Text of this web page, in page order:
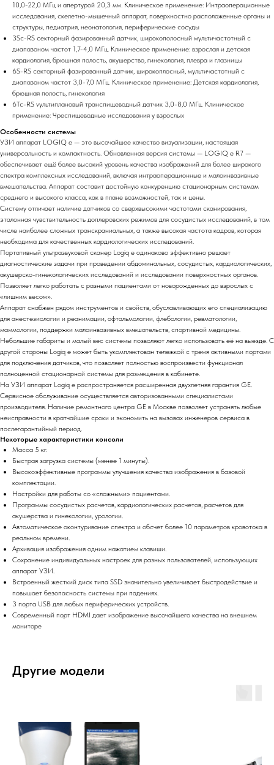
10,0-22,0 МГц и апертурой 20,3 мм. Клиническое применение: Интраоперационные
исследования, скелетно-мышечный аппарат, поверхностно расположенные органы и
структуры, педиатрия, неонатология, периферические сосуды
3Sc-RS секторный фазированный датчик, широкополосный мультичастотный с
диапазоном частот 1,7-4,0 МГц. Клиническое применение: взрослая и детская
кардиология, брюшная полость, акушерство, гинекология, плевра и глазницы
6S-RS cекторный фазированный датчик, широкоплосный, мультичастотный с
диапазоном частот 3,0-7,0 МГц. Клиническое применение: Детская кардиология,
брюшная полость, гинекология
6Tc-RS vультиплановый транспищеводный датчик 3,0-8,0 МГц. Клиническое
применение: Чреспищеводные исследования у взрослых
Особенности системы
УЗИ аппарат LOGIQ e — это высочайшее качество визуализации, настоящая
универсальность и компактность. Обновленная версия системы — LOGIQ e R7 —
обеспечивает ещё более высокий уровень качества изображений для более широкого
спектра комплексных исследований, включая интраоперационные и малоинвазивные
вмешательства. Аппарат составит достойную конкуренцию стационарным системам
среднего и высокого класса, как в плане возможностей, так и цены.
Систему отличает наличие датчиков со сверхвысокими частотами сканирования,
эталонная чувствительность доплеровских режимов для сосудистых исследований, в том
числе наиболее сложных транскраниальных, а также высокая частота кадров, которая
необходима для качественных кардиологических исследований.
Портативный ультразвуковой сканер Logiq e одинаково эффективно решает
диагностические задачи при проведении абдоминальных, сосудистых, кардиологических,
акушерско-гинекологических исследований и исследовании поверхностных органов.
Позволяет легко работать с разными пациентами от новорожденных до взрослых с
«лишним весом».
Аппарат снабжен рядом инструментов и свойств, обуславливающих его специализацию
для анестезиологии и реанимации, офтальмологии, флебологии, ревматологии,
маммологии, поддержки малоинвазивных вмешательств, спортивной медицины.
Небольшие габариты и малый вес системы позволяют легко использовать её на выезде. С
другой стороны Logiq e может быть укомплектован тележкой с тремя активными портами
для подключения датчиков, что позволяет полностью воспроизвести функционал
полноценной стационарной системы для размещения в кабинете.
На УЗИ аппарат Logiq e распространяется расширенная двухлетняя гарантия GE.
Сервисное обслуживание осуществляется авторизованными специалистами
производителя. Наличие ремонтного центра GE в Москве позволяет устранять любые
неисправности в кратчайшие сроки и экономить на вызовах инженеров сервиса в
послегарантийный период.
Некоторые характеристики консоли
Масса 5 кг.
Быстрая загрузка системы (менее 1 минуты).
Высокоэффективные программы улучшения качества изображения в базовой
комплектации.
Настройки для работы со «сложными» пациентами.
Программы сосудистых расчетов, кардиологических расчетов, расчетов для
акушерства и гинекологии, урологии.
Автоматическое оконтуривание спектра и обсчет более 10 параметров кровотока в
реальном времени.
Архивация изображения одним нажатием клавиши.
Сохранение индивидуальных настроек для разных пользователей, использующих
аппарат УЗИ.
Встроенный жесткий диск типа SSD значительно увеличивает быстродействие и
повышает безопасность системы при падениях.
3 порта USB для любых периферических устройств.
Современный порт HDMI дает изображение высочайшего качества на внешнем
мониторе
Другие модели